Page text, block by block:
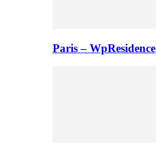
Paris – WpResidence